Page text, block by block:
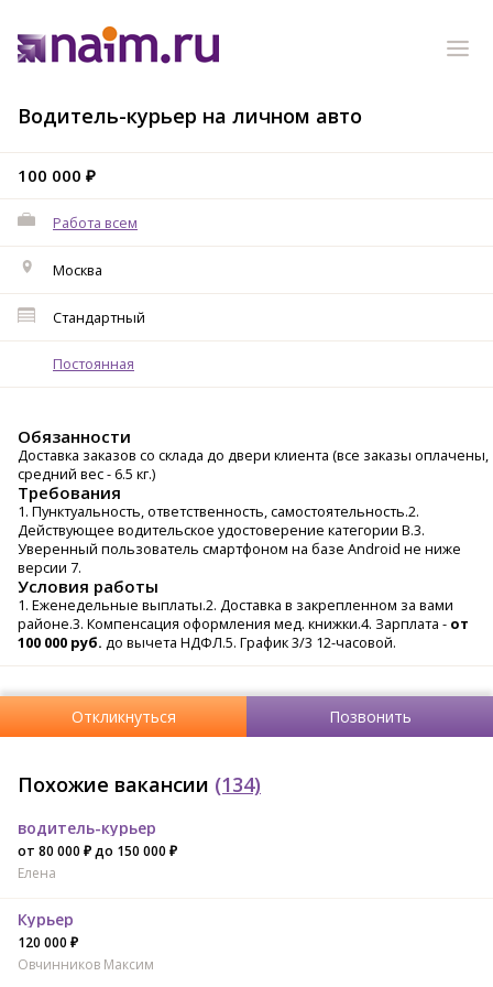
Водитель-курьер на личном авто
100 000 ₽
Работа всем
Москва
Стандартный
Постоянная
Обязанности
Доставка заказов со склада до двери клиента (все заказы оплачены,
средний вес - 6.5 кг.)
Требования
1. Пунктуальность, ответственность, самостоятельность.2.
Действующее водительское удостоверение категории В.3.
Уверенный пользователь смартфоном на базе Android не ниже
версии 7.
Условия работы
1. Еженедельные выплаты.2. Доставка в закрепленном за вами
районе.3. Компенсация оформления мед. книжки.4. Зарплата - от
100 000 руб. до вычета НДФЛ.5. График 3/3 12-часовой.
Откликнуться Позвонить
Похожие вакансии (134)
водитель-курьер
от 80 000 ₽ до 150 000 ₽
Елена
Курьер
120 000 ₽
Овчинников Максим